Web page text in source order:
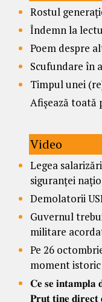
Rostul
Îndemn la
Poem despre
Scufundare în
Timpul unei
Afișează toată
Video
Legea
siguranței
Demolatorii
Guvernul
militare
Pe 26
moment istoric
𝐂𝐞 𝐬𝐞 𝐢𝐧𝐭𝐚𝐦𝐩𝐥𝐚
𝐏𝐫𝐮𝐭 𝐭̦𝐢𝐧𝐞